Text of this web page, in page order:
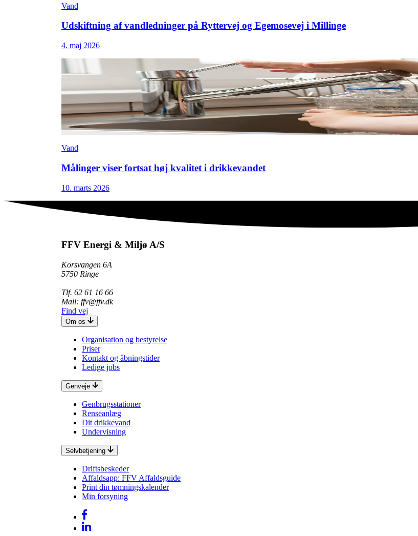
Vand
Udskiftning af vandledninger på Ryttervej og Egemosevej i Millinge
4. maj 2026
Vand
Målinger viser fortsat høj kvalitet i drikkevandet
10. marts 2026
FFV Energi & Miljø A/S
Korsvangen 6A
5750 Ringe
Tlf. 62 61 16 66
Mail: ffv@ffv.dk
Find vej
Om os
Organisation og bestyrelse
Priser
Kontakt og åbningstider
Ledige jobs
Genveje
Genbrugsstationer
Renseanlæg
Dit drikkevand
Undervisning
Selvbetjening
Driftsbeskeder
Affaldsapp: FFV Affaldsguide
Print din tømningskalender
Min forsyning